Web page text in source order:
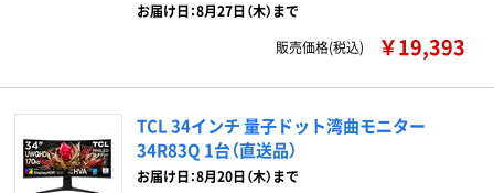
お届け日：8月27日（木）まで
販売価格(税込)
￥19,393
TCL 34インチ 量子ドット湾曲モニター
34R83Q 1台（直送品）
お届け日：8月20日（木）まで